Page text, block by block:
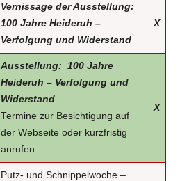
Vernissage der Ausstellung:
100 Jahre Heideruh –
Verfolgung und Widerstand
X
Ausstellung: 100 Jahre
Heideruh – Verfolgung und
Widerstand
Termine zur Besichtigung auf
der Webseite oder kurzfristig
anrufen
X
Putz- und Schnippelwoche –